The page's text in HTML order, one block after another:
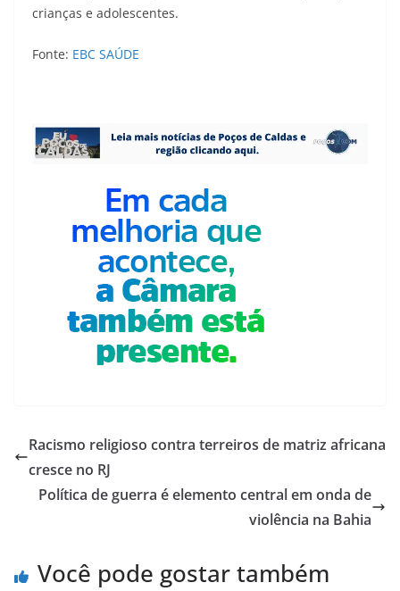
crianças e adolescentes.
Fonte: EBC SAÚDE
Racismo religioso contra terreiros de matriz africana
cresce no RJ
Política de guerra é elemento central em onda de
violência na Bahia
Você pode gostar também